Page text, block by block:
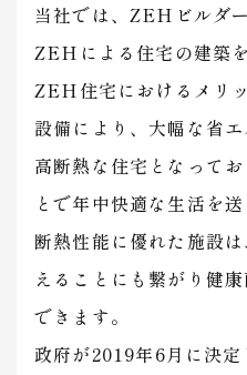
当社では、ZEHビルダ
ZEHによる住宅の建築
ZEH住宅におけるメリ
設備により、大幅な省
高断熱な住宅となって
とで年中快適な生活を
断熱性能に優れた施設
えることにも繋がり健
できます。
政府が2019年6月に決